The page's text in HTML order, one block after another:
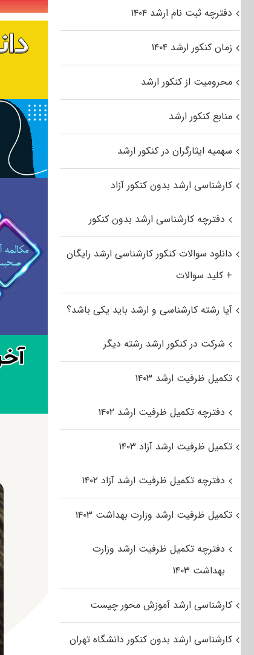
دفترچه ثبت نام ارشد ۱۴۰۴
زمان کنکور ارشد ۱۴۰۴
محرومیت از کنکور ارشد
منابع کنکور ارشد
سهمیه ایثارگران در کنکور ارشد
کارشناسی ارشد بدون کنکور آزاد
دفترچه کارشناسی ارشد بدون کنکور
دانلود سوالات کنکور کارشناسی ارشد رایگان
+ کلید سوالات
آیا رشته کارشناسی و ارشد باید یکی باشد؟
شرکت در کنکور ارشد رشته دیگر
تکمیل ظرفیت ارشد ۱۴۰۳
دفترچه تکمیل ظرفیت ارشد ۱۴۰۲
تکمیل ظرفیت ارشد آزاد ۱۴۰۳
دفترچه تکمیل ظرفیت ارشد آزاد ۱۴۰۲
تکمیل ظرفیت ارشد وزارت بهداشت ۱۴۰۳
دفترچه تکمیل ظرفیت ارشد وزارت
بهداشت ۱۴۰۳
کارشناسی ارشد آموزش محور چیست
کارشناسی ارشد بدون کنکور دانشگاه تهران